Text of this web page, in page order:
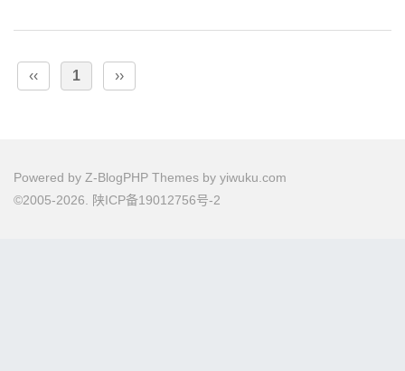
‹‹ 1 ››
Powered by Z-BlogPHP Themes by yiwuku.com
©2005-2026.
陕ICP备19012756号-2